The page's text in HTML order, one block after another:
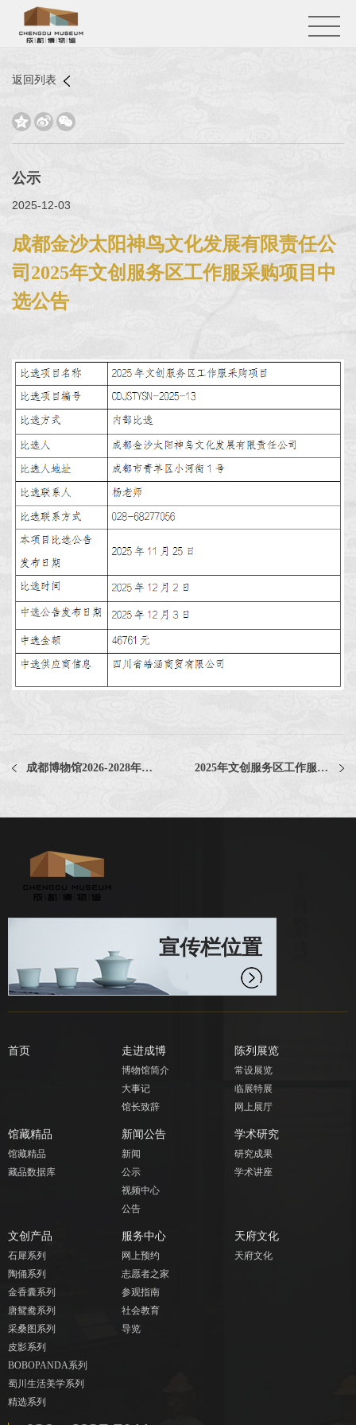
返回列表
  
公示
2025-12-03
成都金沙太阳神鸟文化发展有限责任公
司2025年文创服务区工作服采购项目中
选公告
成都博物馆2026-2028年政府采购（含非政府采购）招标代理机构评选项目 2025年文创服务区工作服采购项目比选公告
宣传栏位置
首页 走进成博
博物馆简介
大事记
馆长致辞
陈列展览
常设展览
临展特展
网上展厅
馆藏精品
馆藏精品
藏品数据库
新闻公告
新闻
公示
视频中心
公告
学术研究
研究成果
学术讲座
文创产品
石犀系列
陶俑系列
金香囊系列
唐鸳鸯系列
采桑图系列
皮影系列
BOBOPANDA系列
蜀川生活美学系列
精选系列
服务中心
网上预约
志愿者之家
参观指南
社会教育
导览
天府文化
天府文化